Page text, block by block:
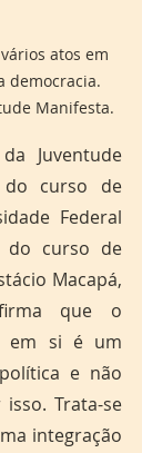
atos em
democracia.
Manifesta.
Juventude
do curso de
Federal
do curso de
Macapá,
que o
em si é um
e não
Trata-se
integração